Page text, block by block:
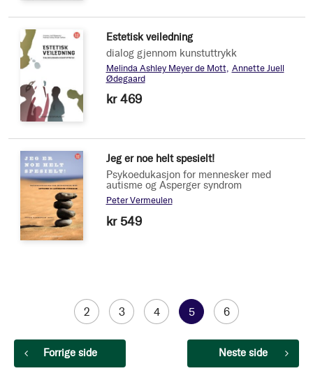
Estetisk veiledning
dialog gjennom kunstuttrykk
Melinda Ashley Meyer de Mott Annette Juell
Ødegaard
kr 469
Jeg er noe helt spesielt!
Psykoedukasjon for mennesker med
autisme og Asperger syndrom
Peter Vermeulen
kr 549
Side
Forrige side
Side
2 Side
3 Side
4
You're
currently
5 Side
6
Side
Neste side